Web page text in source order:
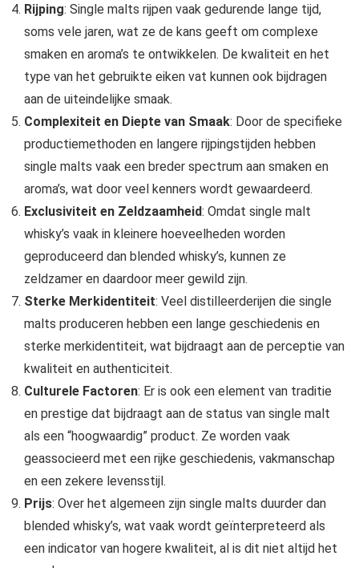
Rijping: Single malts rijpen vaak gedurende lange tijd,
soms vele jaren, wat ze de kans geeft om complexe
smaken en aroma’s te ontwikkelen. De kwaliteit en het
type van het gebruikte eiken vat kunnen ook bijdragen
aan de uiteindelijke smaak.
Complexiteit en Diepte van Smaak: Door de specifieke
productiemethoden en langere rijpingstijden hebben
single malts vaak een breder spectrum aan smaken en
aroma’s, wat door veel kenners wordt gewaardeerd.
Exclusiviteit en Zeldzaamheid: Omdat single malt
whisky’s vaak in kleinere hoeveelheden worden
geproduceerd dan blended whisky’s, kunnen ze
zeldzamer en daardoor meer gewild zijn.
Sterke Merkidentiteit: Veel distilleerderijen die single
malts produceren hebben een lange geschiedenis en
sterke merkidentiteit, wat bijdraagt aan de perceptie van
kwaliteit en authenticiteit.
Culturele Factoren: Er is ook een element van traditie
en prestige dat bijdraagt aan de status van single malt
als een “hoogwaardig” product. Ze worden vaak
geassocieerd met een rijke geschiedenis, vakmanschap
en een zekere levensstijl.
Prijs: Over het algemeen zijn single malts duurder dan
blended whisky’s, wat vaak wordt geïnterpreteerd als
een indicator van hogere kwaliteit, al is dit niet altijd het